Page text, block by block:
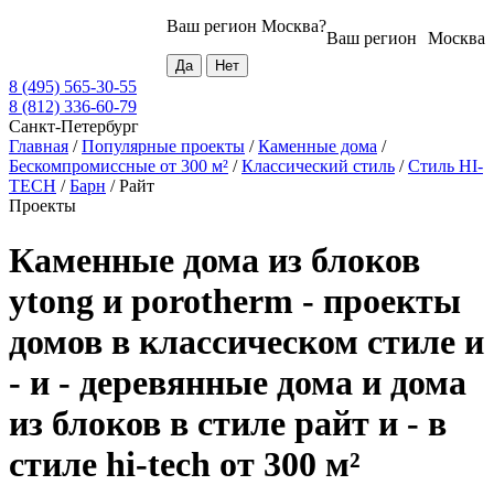
Москва
Ваш регион
Ваш регион Москва?
8 (495) 565-30-55
8 (812) 336-60-79
Санкт-Петербург
Главная /Популярные проекты /Каменные дома /
Бескомпромиссные от 300 м² /Классический стиль /Стиль HI-
TECH /Барн /Райт
Проекты
Каменные дома из блоков
ytong и porotherm - проекты
домов в классическом стиле и
- и - деревянные дома и дома
из блоков в стиле райт и - в
стиле hi-tech от 300 м²